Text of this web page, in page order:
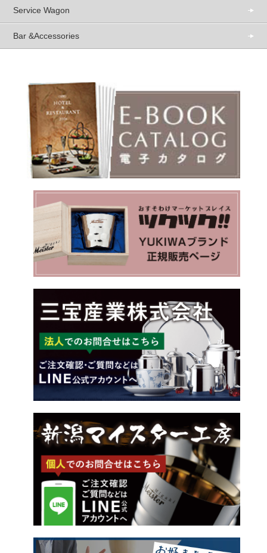
Service Wagon
Bar &Accessories